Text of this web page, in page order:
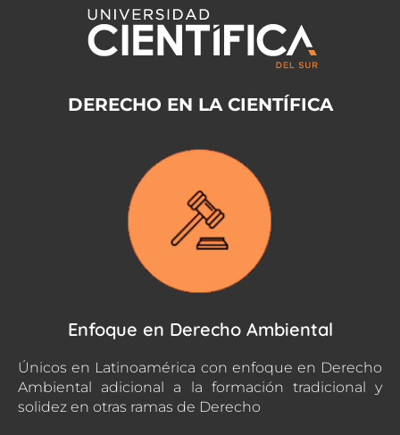
DERECHO EN LA CIENTÍFICA
Enfoque en Derecho Ambiental
Únicos en Latinoamérica con enfoque en Derecho
Ambiental adicional a la formación tradicional y
solidez en otras ramas de Derecho